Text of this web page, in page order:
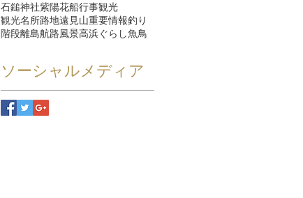
石鎚神社紫陽花船行事観光
観光名所路地遠見山重要情報釣り
階段離島航路 風景高浜ぐらし魚鳥
ソーシャルメディア